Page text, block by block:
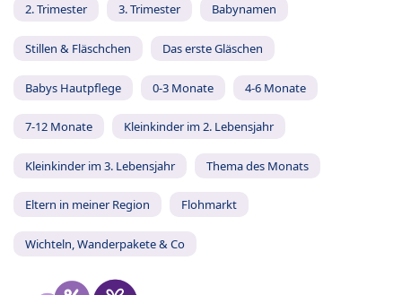
2. Trimester 3. Trimester Babynamen
Stillen & Fläschchen Das erste Gläschen
Babys Hautpflege 0-3 Monate 4-6 Monate
7-12 Monate Kleinkinder im 2. Lebensjahr
Kleinkinder im 3. Lebensjahr Thema des Monats
Eltern in meiner Region Flohmarkt
Wichteln, Wanderpakete & Co